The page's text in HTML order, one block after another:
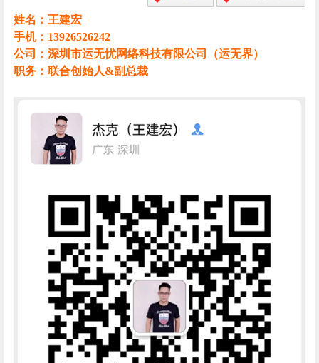
姓名：王建宏
手机：13926526242
公司：深圳市运无忧网络科技有限公司（运无界）
职务：联合创始人&副总裁